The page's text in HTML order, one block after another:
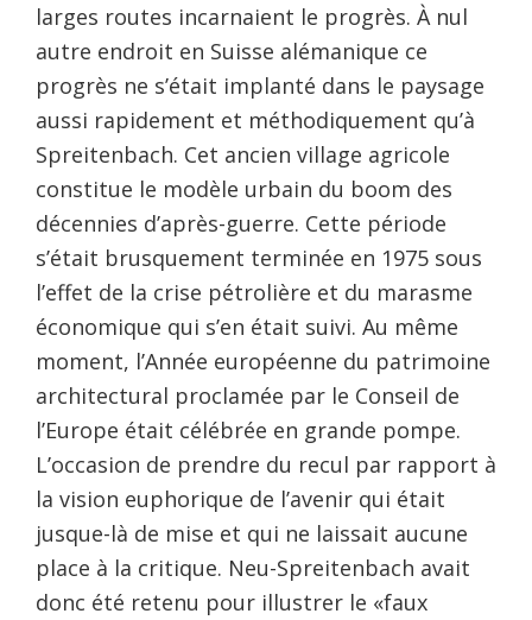
larges routes incarnaient le progrès. À nul
autre endroit en Suisse alémanique ce
progrès ne s’était implanté dans le paysage
aussi rapidement et méthodiquement qu’à
Spreitenbach. Cet ancien village agricole
constitue le modèle urbain du boom des
décennies d’après-guerre. Cette période
s’était brusquement terminée en 1975 sous
l’effet de la crise pétrolière et du marasme
économique qui s’en était suivi. Au même
moment, l’Année européenne du patrimoine
architectural proclamée par le Conseil de
l’Europe était célébrée en grande pompe.
L’occasion de prendre du recul par rapport à
la vision euphorique de l’avenir qui était
jusque-là de mise et qui ne laissait aucune
place à la critique. Neu-Spreitenbach avait
donc été retenu pour illustrer le «faux